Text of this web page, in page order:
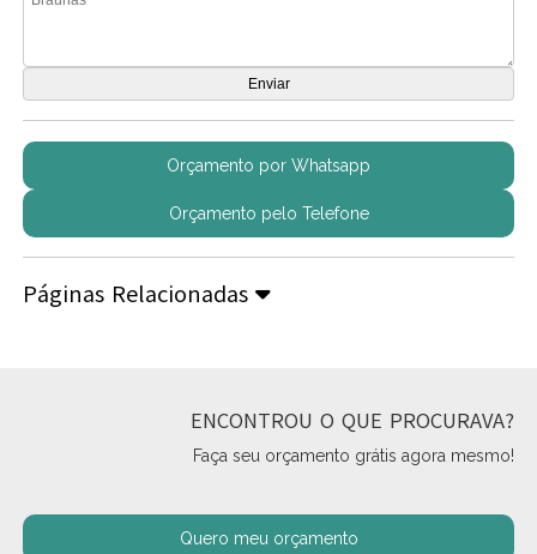
Orçamento por Whatsapp
Orçamento pelo Telefone
Páginas Relacionadas
ENCONTROU O QUE PROCURAVA?
Faça seu orçamento grátis agora mesmo!
Quero meu orçamento